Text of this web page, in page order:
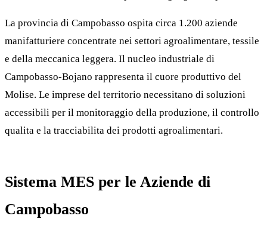
La provincia di Campobasso ospita circa 1.200 aziende
manifatturiere concentrate nei settori agroalimentare, tessile
e della meccanica leggera. Il nucleo industriale di
Campobasso-Bojano rappresenta il cuore produttivo del
Molise. Le imprese del territorio necessitano di soluzioni
accessibili per il monitoraggio della produzione, il controllo
qualita e la tracciabilita dei prodotti agroalimentari.
Sistema MES per le Aziende di
Campobasso